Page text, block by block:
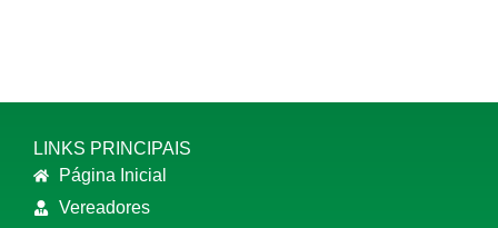
LINKS PRINCIPAIS
Página Inicial
Vereadores